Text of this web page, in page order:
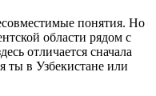
понятия. Но
области рядом с
отличается сначала
ты в Узбекистане или